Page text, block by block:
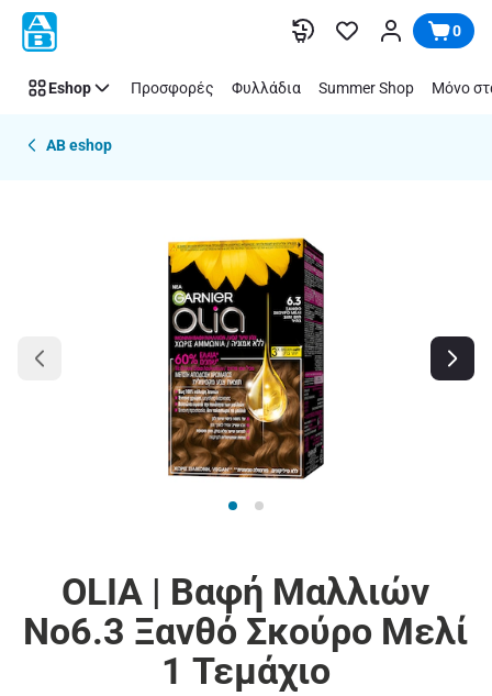
Παράλειψη 0
Eshop Προσφορές Φυλλάδια Summer Shop Μόνο
AB eshop
OLIA | Βαφή Μαλλιών
Νο6.3 Ξανθό Σκούρο Μελί
1 Τεμάχιο